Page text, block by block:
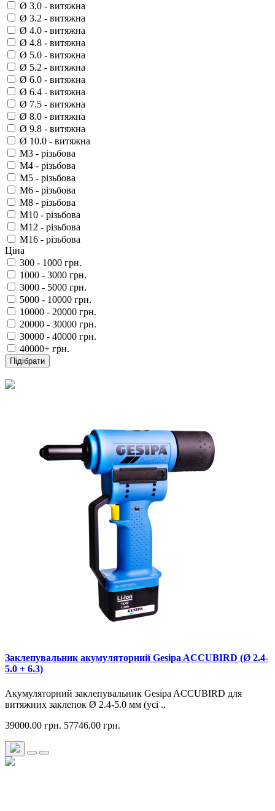
Ø 3.0 - витяжна
Ø 3.2 - витяжна
Ø 4.0 - витяжна
Ø 4.8 - витяжна
Ø 5.0 - витяжна
Ø 5.2 - витяжна
Ø 6.0 - витяжна
Ø 6.4 - витяжна
Ø 7.5 - витяжна
Ø 8.0 - витяжна
Ø 9.8 - витяжна
Ø 10.0 - витяжна
M3 - різьбова
M4 - різьбова
M5 - різьбова
M6 - різьбова
M8 - різьбова
M10 - різьбова
M12 - різьбова
M16 - різьбова
Ціна
300 - 1000 грн.
1000 - 3000 грн.
3000 - 5000 грн.
5000 - 10000 грн.
10000 - 20000 грн.
20000 - 30000 грн.
30000 - 40000 грн.
40000+ грн.
Підібрати
Заклепувальник акумуляторний Gesipa ACCUBIRD (Ø 2.4-
5.0 + 6.3)
Акумуляторний заклепувальник Gesipa ACCUBIRD для
витяжних заклепок Ø 2.4-5.0 мм (усі ..
39000.00 грн. 57746.00 грн.